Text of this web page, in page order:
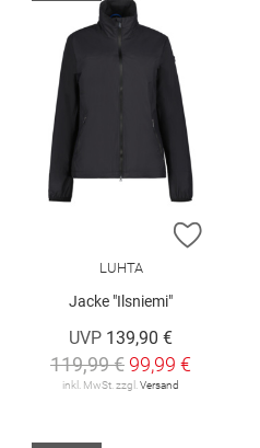
WUNSCHLISTE HINZUFÜGEN
ZUR
LUHTA
Jacke "Ilsniemi"
UVP 139,90 €
119,99 € 99,99 €
inkl. MwSt. zzgl. Versand